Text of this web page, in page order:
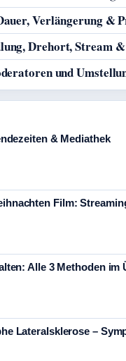
Verlängerung &
Drehort, Stream
und
& Mediathek
Film:
Alle 3 Methoden im
Lateralsklerose –